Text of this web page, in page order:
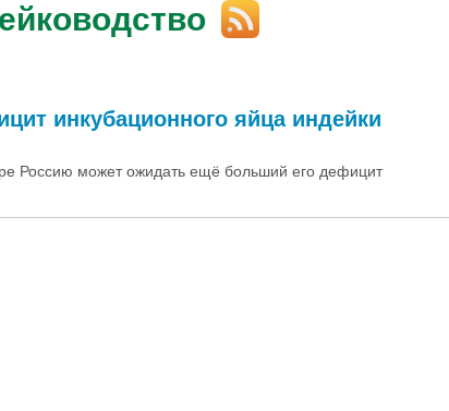
инкубационного яйца индейки
Россию может ожидать ещё больший его дефицит